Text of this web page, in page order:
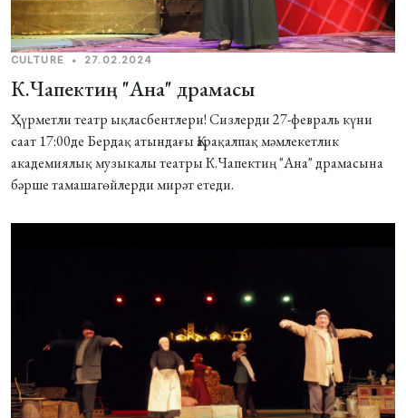
CULTURE • 27.02.2024
К.Чапектиң "Ана" драмасы
Ҳүрметли театр ықласбентлери! Сизлерди 27-февраль күни
саат 17:00де Бердақ атындағы Қарақалпақ мәмлекетлик
академиялық музыкалы театры К.Чапектиң "Ана" драмасына
бәрше тамашагѳйлерди мирәт етеди.